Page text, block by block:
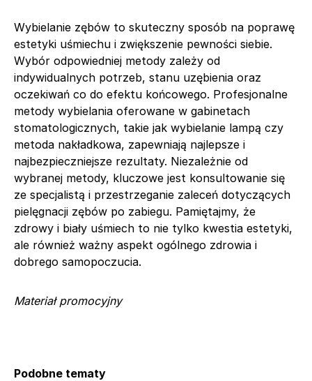
Wybielanie zębów to skuteczny sposób na poprawę
estetyki uśmiechu i zwiększenie pewności siebie.
Wybór odpowiedniej metody zależy od
indywidualnych potrzeb, stanu uzębienia oraz
oczekiwań co do efektu końcowego. Profesjonalne
metody wybielania oferowane w gabinetach
stomatologicznych, takie jak wybielanie lampą czy
metoda nakładkowa, zapewniają najlepsze i
najbezpieczniejsze rezultaty. Niezależnie od
wybranej metody, kluczowe jest konsultowanie się
ze specjalistą i przestrzeganie zaleceń dotyczących
pielęgnacji zębów po zabiegu. Pamiętajmy, że
zdrowy i biały uśmiech to nie tylko kwestia estetyki,
ale również ważny aspekt ogólnego zdrowia i
dobrego samopoczucia.
Materiał promocyjny
Podobne tematy